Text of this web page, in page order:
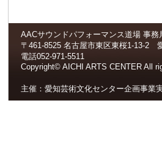
AACサウンドパフォーマンス道場 事務
〒461-8525 名古屋市東区東桜1-13-2
電話052-971-5511
Copyright© AICHI ARTS CENTER All
主催：愛知芸術文化センター企画事